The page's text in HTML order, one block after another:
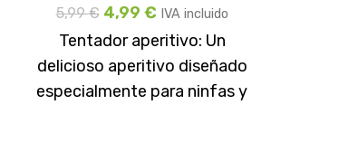
5,99€ 4,99 € IVA incluido
Tentador aperitivo: Un
delicioso aperitivo diseñado
especialmente para ninfas y